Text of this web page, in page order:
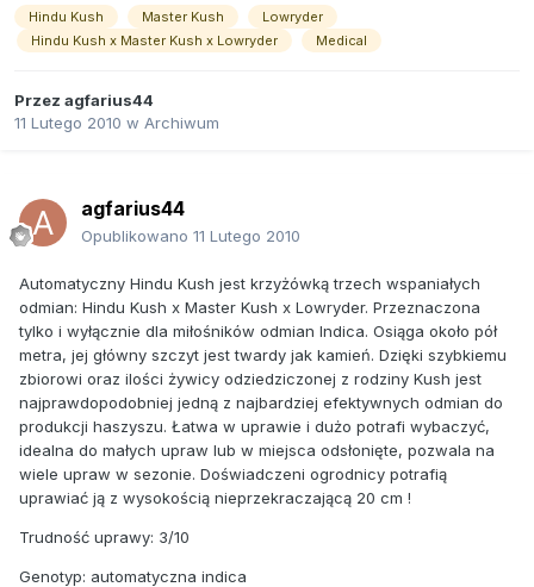
Hindu Kush Master Kush
Lowryder
Hindu Kush x Master Kush x Lowryder
Medical
Przez agfarius44
11 Lutego 2010 w Archiwum
agfarius44
Opublikowano 11 Lutego 2010
Automatyczny Hindu Kush jest krzyżówką trzech wspaniałych
odmian: Hindu Kush x Master Kush x Lowryder. Przeznaczona
tylko i wyłącznie dla miłośników odmian Indica. Osiąga około pół
metra, jej główny szczyt jest twardy jak kamień. Dzięki szybkiemu
zbiorowi oraz ilości żywicy odziedziczonej z rodziny Kush jest
najprawdopodobniej jedną z najbardziej efektywnych odmian do
produkcji haszyszu. Łatwa w uprawie i dużo potrafi wybaczyć,
idealna do małych upraw lub w miejsca odsłonięte, pozwala na
wiele upraw w sezonie. Doświadczeni ogrodnicy potrafią
uprawiać ją z wysokością nieprzekraczającą 20 cm !
Trudność uprawy: 3/10
Genotyp: automatyczna indica